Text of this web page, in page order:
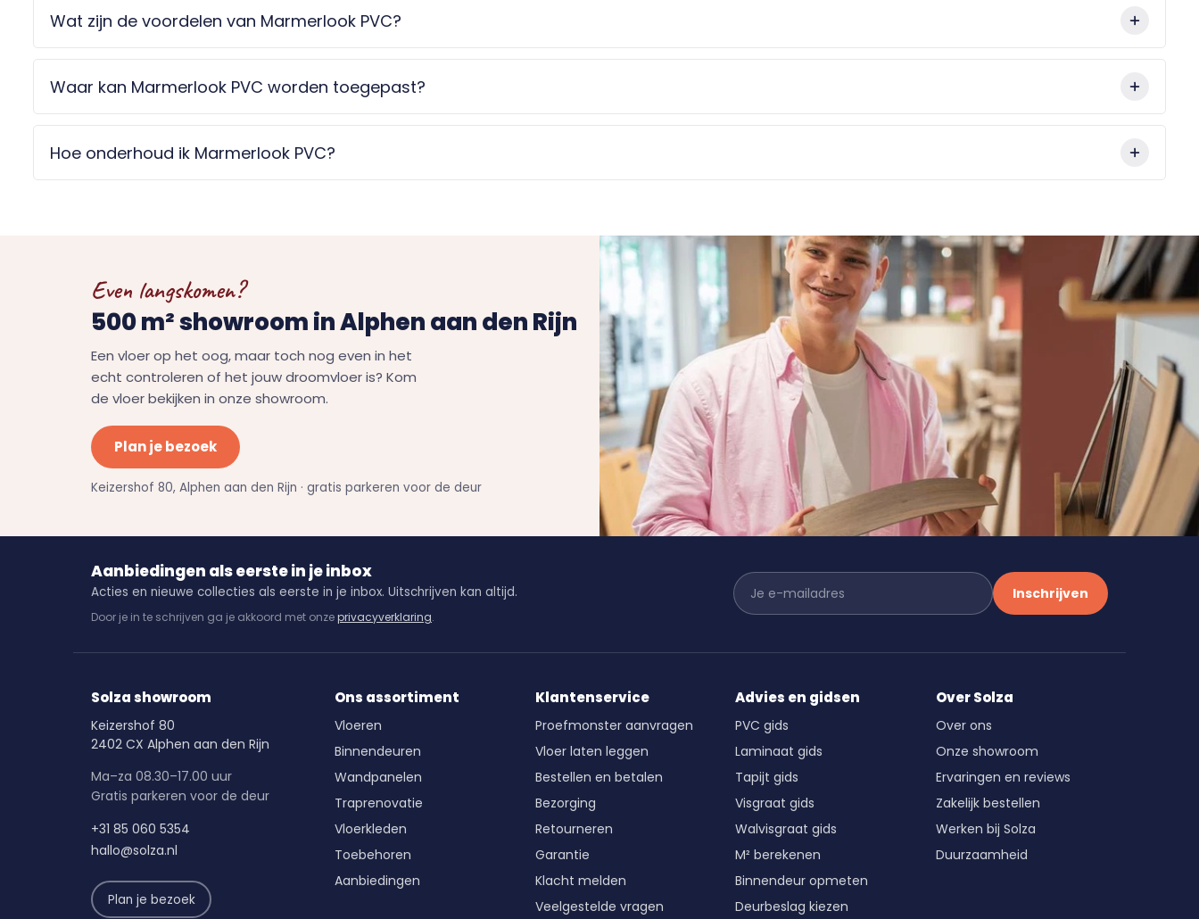
Wat zijn de voordelen van Marmerlook PVC?
Waar kan Marmerlook PVC worden toegepast?
Hoe onderhoud ik Marmerlook PVC?
Even langskomen?
500 m² showroom in Alphen aan den Rijn
Een vloer op het oog, maar toch nog even in het
echt controleren of het jouw droomvloer is? Kom
de vloer bekijken in onze showroom.
Plan je bezoek
Keizershof 80, Alphen aan den Rijn · gratis parkeren voor de deur
Aanbiedingen als eerste in je inbox
Acties en nieuwe collecties als eerste in je inbox. Uitschrijven kan altijd.
Door je in te schrijven ga je akkoord met onzeprivacyverklaring.
Inschrijven
Solza showroom
Keizershof 80
2402 CX Alphen aan den Rijn
Ma–za 08.30–17.00 uur
Gratis parkeren voor de deur
+31 85 060 5354
hallo@solza.nl
Plan je bezoek
Ons assortiment
Vloeren
Binnendeuren
Wandpanelen
Traprenovatie
Vloerkleden
Toebehoren
Aanbiedingen
Klantenservice
Proefmonster aanvragen
Vloer laten leggen
Bestellen en betalen
Bezorging
Retourneren
Garantie
Klacht melden
Veelgestelde vragen
Advies en gidsen
PVC gids
Laminaat gids
Tapijt gids
Visgraat gids
Walvisgraat gids
M² berekenen
Binnendeur opmeten
Deurbeslag kiezen
Over Solza
Over ons
Onze showroom
Ervaringen en reviews
Zakelijk bestellen
Werken bij Solza
Duurzaamheid